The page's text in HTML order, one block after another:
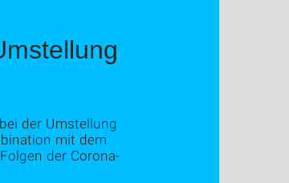
der Umstellung
mit dem
der Corona-